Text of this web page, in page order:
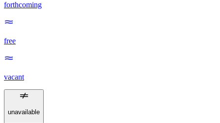
forthcoming
free
vacant
unavailable